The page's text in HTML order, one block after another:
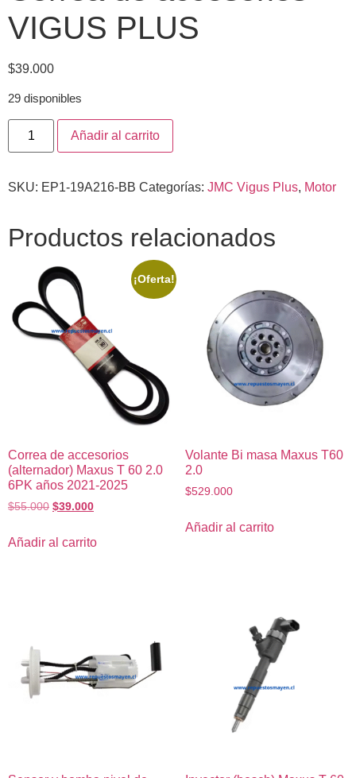
VIGUS PLUS
$39.000
29 disponibles
Añadir al carrito
SKU: EP1-19A216-BB Categorías: JMC Vigus Plus, Motor
Productos relacionados
¡Oferta!
Correa de accesorios
(alternador) Maxus T 60 2.0
6PK años 2021-2025
$55.000 $39.000
Añadir al carrito
Volante Bi masa Maxus T60
2.0
$529.000
Añadir al carrito